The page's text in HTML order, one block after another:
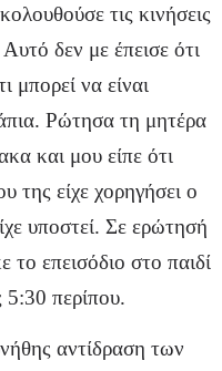
τις κινήσεις
δεν με έπεισε ότι
μπορεί να είναι
Ρώτησα τη μητέρα
και μου είπε ότι
της είχε χορηγήσει ο
υποστεί. Σε ερώτησή
επεισόδιο στο παιδί
5:30 περίπου.
αντίδραση των